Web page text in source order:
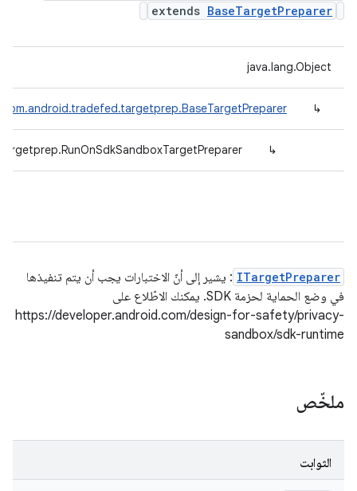
extends BaseTargetPreparer
java.lang.Object
↳
com.android.tradefed.targetprep.BaseTargetPreparer
↳
ITargetPreparer : يشير إلى أنّ الاختبارات يجب أن يتم تنفيذها
في وضع الحماية لحزمة SDK. يمكنك الاطّلاع على
https://developer.android.com/design-for-safety/privacy-
sandbox/sdk-runtime
ملخّص
الثوابت